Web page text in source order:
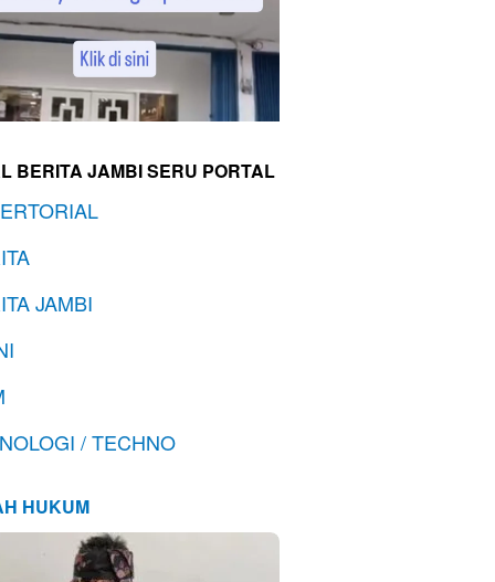
BERITA JAMBI SERU PORTAL
JAMBI
/ TECHNO
HUKUM